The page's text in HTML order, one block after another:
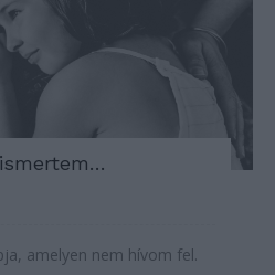
amelyen nem hívom fel.